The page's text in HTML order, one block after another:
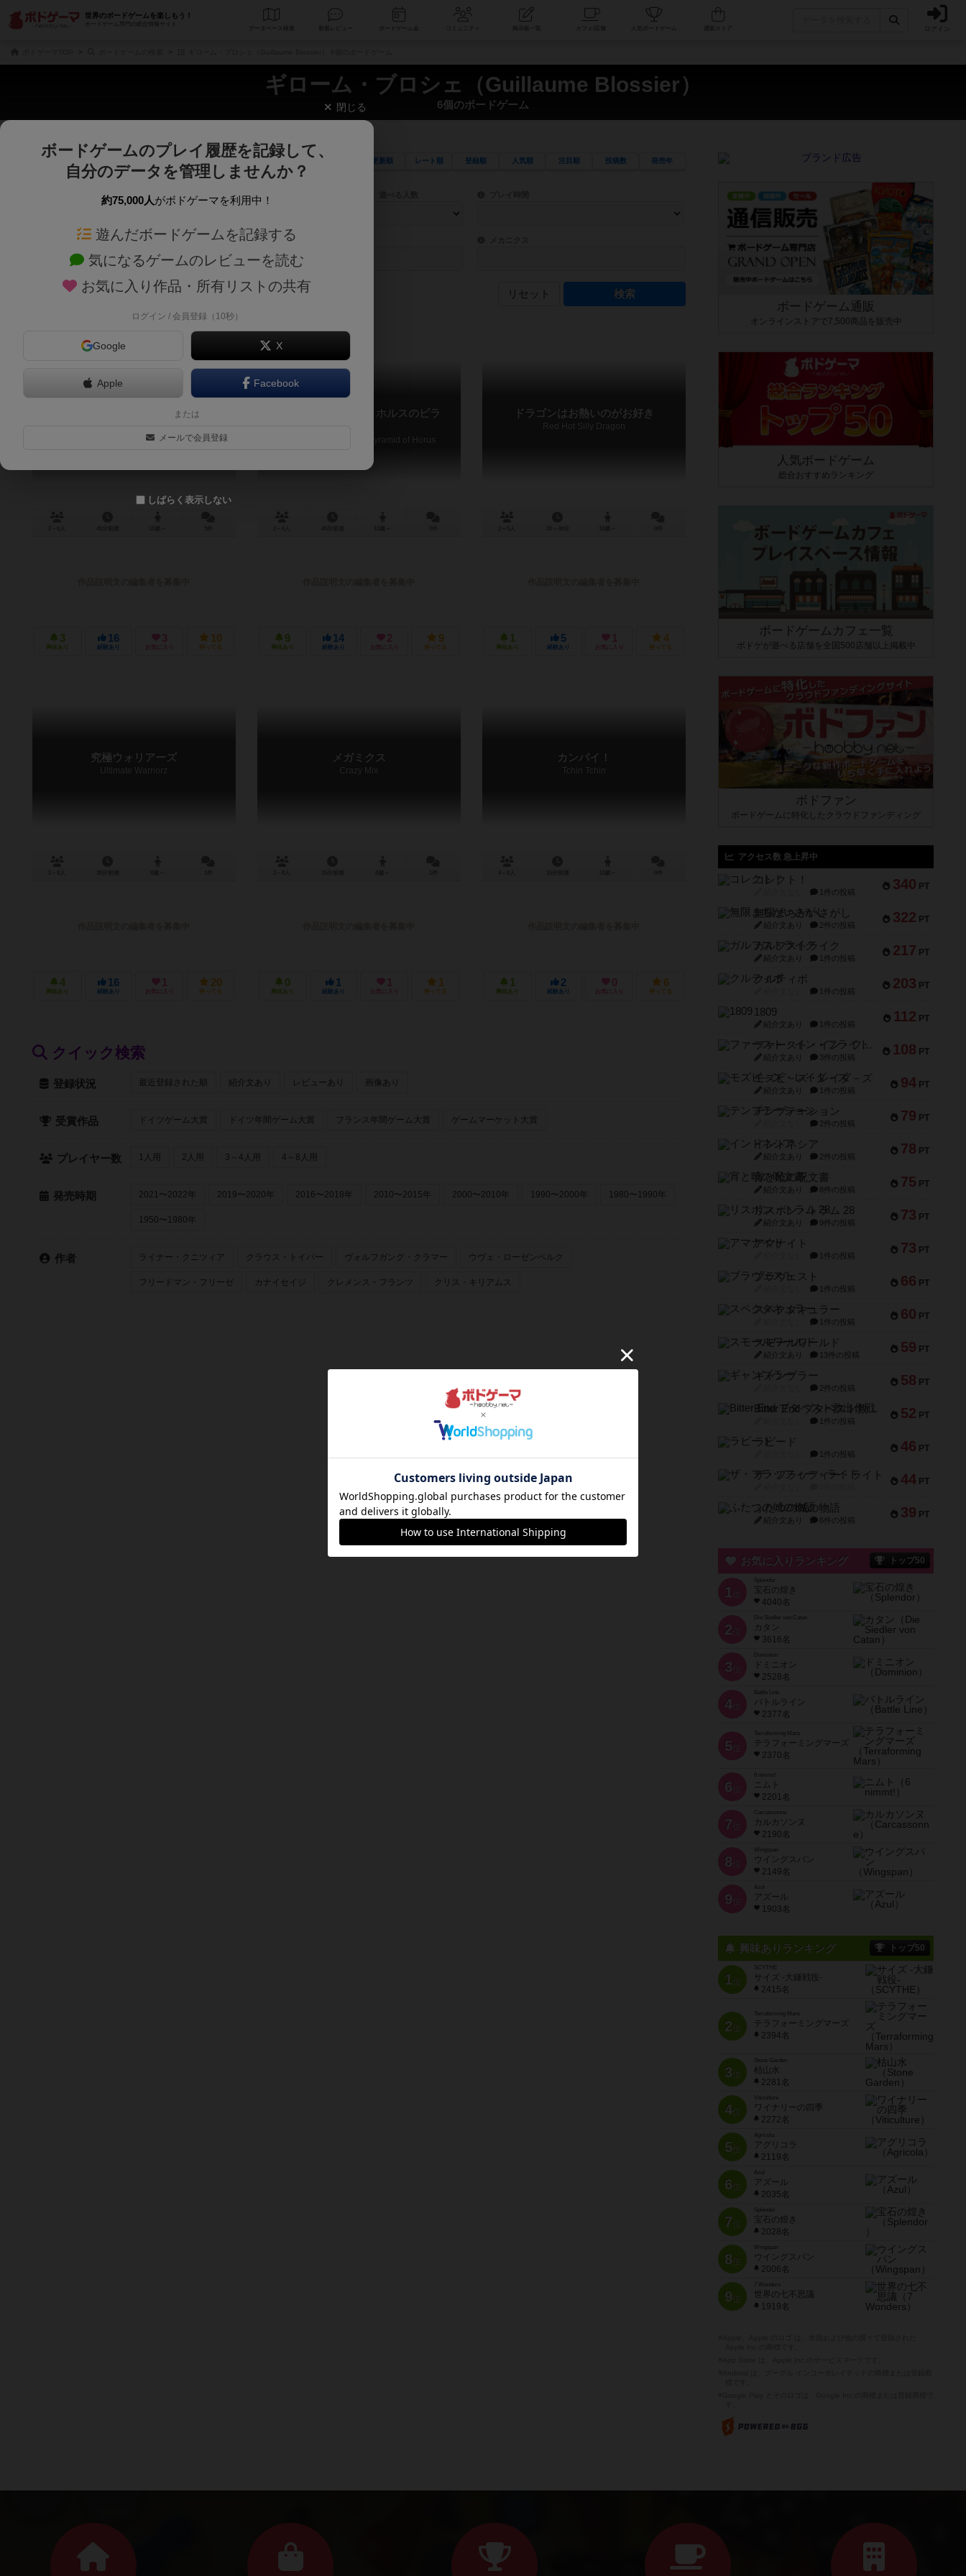
世界のボードゲームを楽しもう！
ボードゲーム専門の総合情報サイト
データベース コミュニティ 人気ボードゲーム ログイン
ギローム・ブロシェ（Guillaume Blossier）
6個のボードゲーム
じっくり表示 更新順 レート順 登録順 人気順 注目順 投稿数 発売年
商品名、商品説明文、デザイナー名、テーマ名、メカニクス名を対象にフリーワード検索ができます。
ゲームデザイナー名を指定して検索できます。
ゲームデザイナー 目安となる所要時間を指定することができます。マニュアルを読む時間や参加者へのルール説明時間は含まれていないため、初めて
対象年齢を指定します。 世界観や登場人物などモチーフ・ストーリーを指定することができます。直感的にゲームシステムを理解できるよう、中世ファンタジー・クッキング・海賊同士の対決など、ゲームコンセプトを絞
テーマ/フレーバー ゲーム性を構成するコアシステムです。主にボードゲームに慣れている方向けの絞込機能です。例えば「ダイスロール」はランダ
リセット
アドベンチャラーズ：チックの神殿
3
興味あり
16
経験あり
3
お気に入り
10
持ってる
アドベンチャラーズ：ホルスのピラ
The Adventurers: The Pyramid of Horus
9
興味あり
14
経験あり
2
お気に入り
9
持ってる
ドラゴンはお熱いのがお好き
Red Hot Silly Dragon
1
興味あり
5
経験あり
1
お気に入り
4
持ってる
究極ウォリアーズ
Ultimate Warriorz
4
興味あり
16
経験あり
1
お気に入り
20
持ってる
メガミクス
Crazy Mix
0
興味あり
1
経験あり
1
お気に入り
1
持ってる
カンパイ！
Tchin Tchin
1
興味あり
2
経験あり
0
お気に入り
6
持ってる
クイック検索
登録状況 最近登録された順 紹介文あり レビューあり 画像あり
受賞作品 ドイツゲーム大賞 ドイツ年間ゲーム大賞 フランス年間ゲーム大賞 ゲームマーケット大賞
プレイヤー数 1人用 2人用 3～4人用 4～8人用
発売時期 2021〜2022年 2019〜2020年 2016〜2018年 2010〜2015年 2000〜2010年 1990〜2000年 1980〜1990年
1950〜1980年
作者 ライナー・クニツィア クラウス・トイバー ヴォルフガング・クラマー ウヴェ・ローゼンベルク
フリードマン・フリーゼ カナイセイジ クレメンス・フランツ クリス・キリアムス
ボードゲーム通販
オンラインストアで7,500商品を販売中
人気ボードゲーム
総合おすすめランキング
ボードゲームカフェ一覧
ボドゲが遊べる店舗を全国500店舗以上掲載中
ボドファン
ボードゲームに特化したクラウドファンディング
アクセス数 急上昇中
340 PT
コレクト！
1件の投稿
322 PT
無限まちがいさがし
紹介文あり 2件の投稿
217 PT
ガルフストライク
紹介文あり 1件の投稿
203 PT
クルティボ
1件の投稿
112 PT
1809
紹介文あり 1件の投稿
108 PT
ファースト・イン・フライト
紹介文あり 3件の投稿
94 PT
モズビ－ズ・レイダ－ズ
紹介文あり 1件の投稿
79 PT
テンプテーション
2件の投稿
78 PT
インドネシア
紹介文あり 2件の投稿
75 PT
宵と暁の呪文書
紹介文あり 8件の投稿
73 PT
リスボン・トラム 28
紹介文あり 9件の投稿
73 PT
アマナイト
1件の投稿
66 PT
ブラヴェスト
1件の投稿
60 PT
スペクタキュラー
1件の投稿
59 PT
スモールワールド
紹介文あり 13件の投稿
58 PT
ギャンブラー
2件の投稿
52 PT
Bitter End ブタペスト救出作戦
1件の投稿
46 PT
ラピード
1件の投稿
44 PT
ザ・フラッフィー・ライト
39 PT
ふたつの城の物語
紹介文あり 6件の投稿
お気に入りランキング トップ50
1 位
宝石の煌き
4040名
2 位
Die Siedler von Catan
カタン
3616名
3 位
ドミニオン
2528名
4位
Battle Line
バトルライン
2377名
5 位
Terraforming Mars
テラフォーミングマーズ
2370名
6 位
ニムト
2201名
7 位
Carcassonne
カルカソンヌ
2190名
8 位
Wingspan
ウイングスパン
2149名
9 位
Azul
アズール
1903名
興味ありランキング トップ50
1位
SCYTHE
サイズ -大鎌戦役-
2415名
2位
Terraforming Mars
テラフォーミングマーズ
2394名
3位
Stone Garden
枯山水
2281名
4位
Viticulture
ワイナリーの四季
2272名
5位
Agricola
アグリコラ
2119名
6位
Azul
アズール
2035名
7位
宝石の煌き
2028名
8位
Wingspan
ウイングスパン
2006名
9位
7 Wonders
世界の七不思議
1919名
閉じる
ボードゲームのプレイ履歴を記録して、
自分のデータを管理しませんか？
約75,000人がボドゲーマを利用中！
遊んだボードゲームを記録する
気になるゲームのレビューを読む
お気に入り作品・所有リストの共有
ログイン / 会員登録（10秒）
Google X
Apple Facebook
または
メールで会員登録
しばらく表示しない